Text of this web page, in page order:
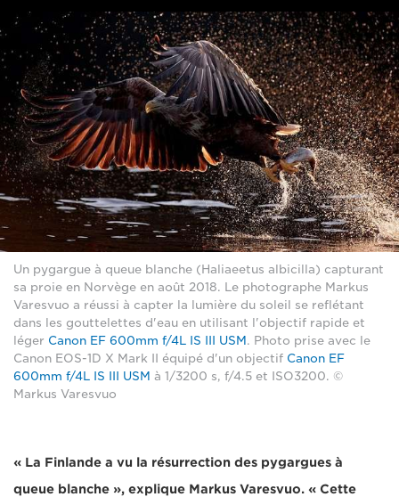
Un pygargue à queue blanche (Haliaeetus albicilla) capturant
sa proie en Norvège en août 2018. Le photographe Markus
Varesvuo a réussi à capter la lumière du soleil se reflétant
dans les gouttelettes d'eau en utilisant l'objectif rapide et
léger Canon EF 600mm f/4L IS III USM. Photo prise avec le
Canon EOS-1D X Mark II équipé d'un objectif Canon EF
600mm f/4L IS III USM à 1/3200 s, f/4.5 et ISO3200. ©
Markus Varesvuo
« La Finlande a vu la résurrection des pygargues à
queue blanche », explique Markus Varesvuo. « Cette